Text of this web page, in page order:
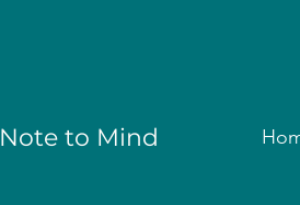
Note to Mind